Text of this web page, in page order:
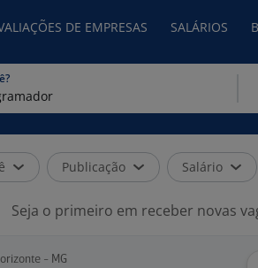
DE EMPRESAS SALÁRIOS
Publicação Salário
Seja o primeiro em receber novas
- MG